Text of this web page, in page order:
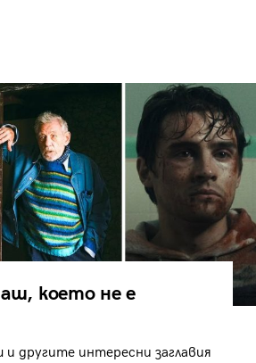
което не е
другите интересни заглавия